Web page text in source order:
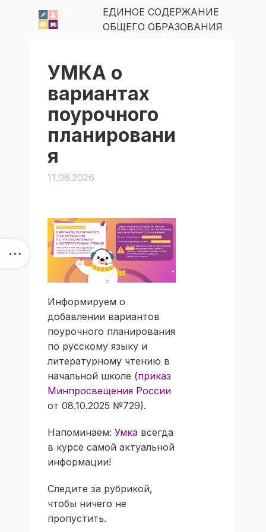
ЕДИНОЕ СОДЕРЖАНИЕ
ОБЩЕГО ОБРАЗОВАНИЯ
УМКА о
вариантах
поурочного
планировани
я
11.06.2026
Информируем о
добавлении вариантов
поурочного планирования
по русскому языку и
литературному чтению в
начальной школе (приказ
Минпросвещения России
от 08.10.2025 №729).
Напоминаем: Умка всегда
в курсе самой актуальной
информации!
Следите за рубрикой,
чтобы ничего не
пропустить.